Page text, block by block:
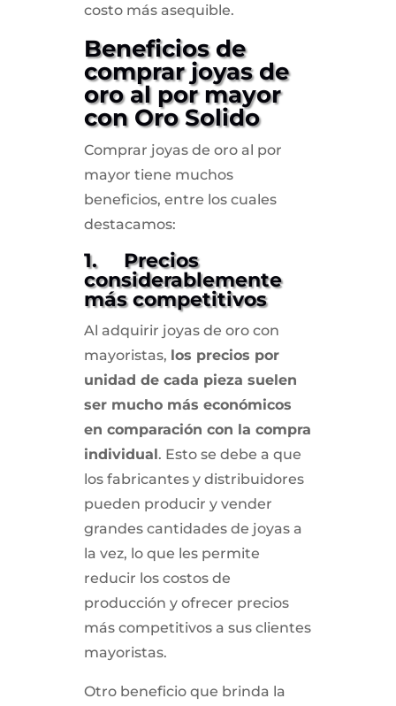
costo más asequible.
Beneficios de
comprar joyas de
oro al por mayor
con Oro Solido
Comprar joyas de oro al por
mayor tiene muchos
beneficios, entre los cuales
destacamos:
1. Precios
considerablemente
más competitivos
Al adquirir joyas de oro con
mayoristas, los precios por
unidad de cada pieza suelen
ser mucho más económicos
en comparación con la compra
individual. Esto se debe a que
los fabricantes y distribuidores
pueden producir y vender
grandes cantidades de joyas a
la vez, lo que les permite
reducir los costos de
producción y ofrecer precios
más competitivos a sus clientes
mayoristas.
Otro beneficio que brinda la